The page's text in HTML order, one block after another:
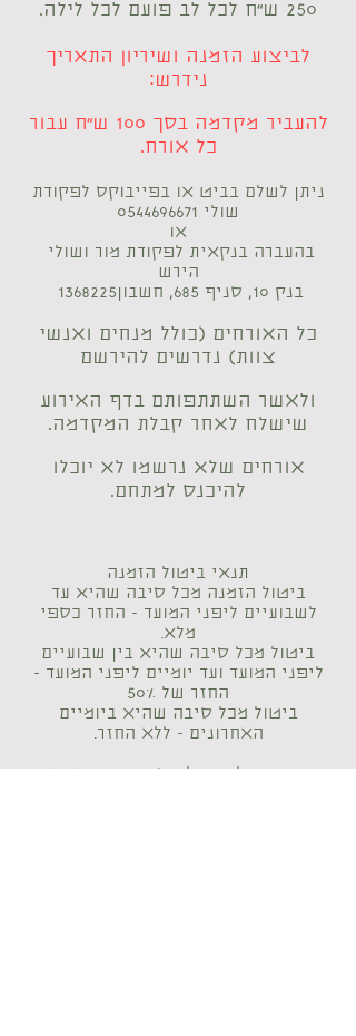
250 ש״ח לכל לב פועם לכל לילה.
לביצוע הזמנה ושיריון התאריך
נידרש:
להעביר מקדמה בסך 100 ש״ח עבור
כל אורח.​
ניתן לשלם בביט או בפייבוקס לפקודת
שולי 0544696671
או
בהעברה בנקאית לפקודת מור ושולי
הירש
1368225
בנק 10, סניף 685, חשבון
כל האורחים (כולל מנחים ואנשי
צוות) נדרשים להירשם
ולאשר השתתפותם בדף האירוע
שישלח לאחר קבלת המקדמה.
אורחים שלא נרשמו לא יוכלו
להיכנס למתחם.
תנאי ביטול הזמנה
ביטול הזמנה מכל סיבה שהיא עד
לשבועיים ליפני המועד - החזר כספי
מלא.
ביטול מכל סיבה שהיא בין שבועיים
ליפני המועד ועד יומיים ליפני המועד -
החזר של 50%
ביטול מכל סיבה שהיא ביומיים
האחרונים - ללא החזר.
במקרה של ביטול מסיבות ביטחוניות